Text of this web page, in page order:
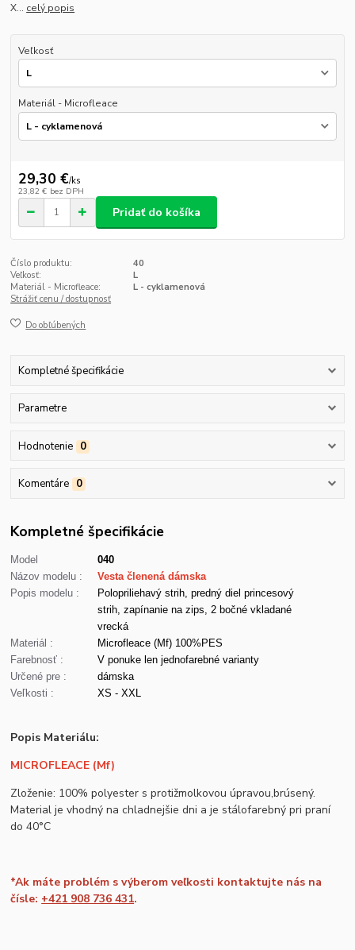
X... celý popis
Veľkosť
Materiál - Microfleace
29,30 €/ks
23,82 € bez DPH
Pridať do košíka
Číslo produktu:
40
Veľkosť:
L
Materiál - Microfleace:
L - cyklamenová
Strážiť cenu / dostupnosť
Do obľúbených
Kompletné špecifikácie
Parametre
Hodnotenie 0
Komentáre 0
Kompletné špecifikácie
Model
040
Názov modelu :
Vesta členená dámska
Popis modelu :
Polopriliehavý strih, predný diel princesový
strih, zapínanie na zips, 2 bočné vkladané
vrecká
Materiál :
Microfleace (Mf) 100%PES
Farebnosť :
V ponuke len jednofarebné varianty
Určené pre :
dámska
Veľkosti :
XS - XXL
Popis Materiálu:
MICROFLEACE (Mf)
Zloženie: 100% polyester s protižmolkovou úpravou,brúsený.
Material je vhodný na chladnejšie dni a je stálofarebný pri praní
do 40°C
*Ak máte problém s výberom veľkosti kontaktujte nás na
čísle: +421 908 736 431.